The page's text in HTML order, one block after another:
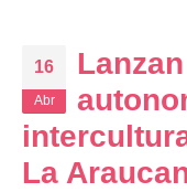
16
Abr
La